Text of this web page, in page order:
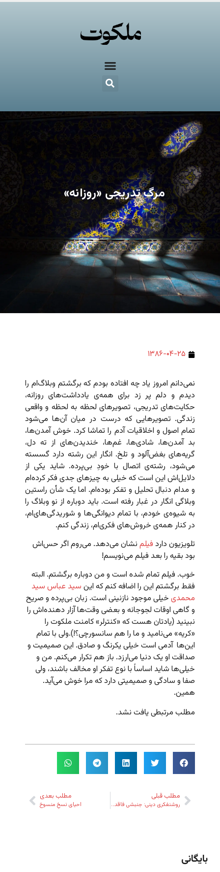
مرگ تدریجی «روزانه»
۱۳۸۶-۰۴-۲۵
نمی‌دانم امروز یاد چه افتاده بودم که برگشتم وبلاگ‌ام را
دیدم و دلم پر زد برای همه‌ی یادداشت‌های روزانه،
حکایت‌های تدریجی، تصویرهای لحظه‌ به لحظه و واقعی
زندگی. تصویرهایی که درست در میان آن‌ها می‌شود
تمام اصول و اخلاقیات آدم را تماشا کرد. خوش آمدن‌ها،‌
بد آمدن‌ها، شادی‌ها، غم‌ها، خندیدن‌های از ته دل،
گریه‌های بغض‌آلود و تلخ. انگار این رشته دارد گسسته
می‌شود، رشته‌‌ی اتصال با خودِ بی‌پرده. شاید یکی از
دلایل‌اش این است که خیلی به چیزهای جدی فکر کرده‌ام
و مدام دنبال تحلیل و تفکر بوده‌ام. اما یک شأن راستین
وبلاگی انگار در غبار رفته است. باید دوباره از نو وبلاگ را
به شیوه‌ی خودم، با تمام دیوانگی‌ها و شوریدگی‌های‌ام،
در کنار همه‌ی خروش‌های فکری‌ام، زندگی کنم.
تلویزیون دارد فیلم نشان می‌دهد. می‌روم اگر حس‌اش
بود بقیه را بعد فیلم می‌نویسم!
خوب. فیلم تمام شده است و من دوباره برگشتم. البته
فقط برگشتم این را اضافه کنم که این سید عباس سید
محمدی خیلی موجود نازنینی است. زبان بی‌پرده و صریح
و گاهی اوقات لجوجانه و بعضی وقت‌ها آزار دهنده‌اش را
نبینید (یادتان هست که «کنترلر» کامنت ملکوت را
«کریه» می‌‌نامید و ما را هم سانسورچی؟!).ولی با تمام
این‌ها آدمی است خیلی یکرنگ و صادق. این صمیمیت و
صداقت او یک دنیا می‌ارزد. باز هم تکرار می‌کنم. من و
خیلی‌ها شاید اساساً با نوع تفکر او مخالف باشند، ولی
صفا و سادگی و صمیمیتی دارد که مرا خوش می‌آید.
همین.
مطلب مرتبطی یافت نشد.
مطلب قبلی
روشنفکری دینی: جنبشی فاقد نماد و نهاد
مطلب بعدی
احیای نسخِ منسوخ
بایگانی